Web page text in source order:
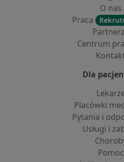
O nas
Praca
Centrum
Dla
Placówki
Pytania i
Usługi i
Pomoc